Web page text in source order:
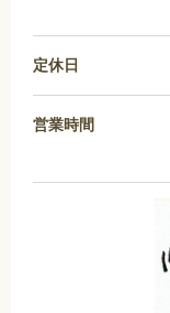
定休日
営業時間